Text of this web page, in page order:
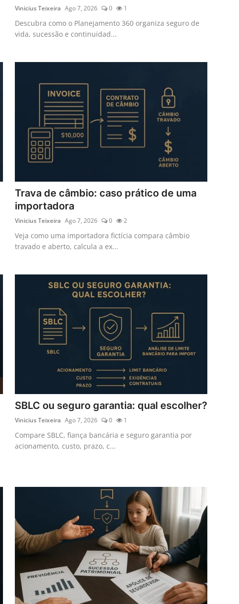
Vinicius Teixeira Ago 7, 2026 0 1
Descubra como o Planejamento 360 organiza seguro de
vida, sucessão e continuidad...
Trava de câmbio: caso prático de uma
importadora
Vinicius Teixeira Ago 7, 2026 0 2
Veja como uma importadora fictícia compara câmbio
travado e aberto, calcula a ex...
SBLC ou seguro garantia: qual escolher?
Vinicius Teixeira Ago 7, 2026 0 1
Compare SBLC, fiança bancária e seguro garantia por
acionamento, custo, prazo, c...